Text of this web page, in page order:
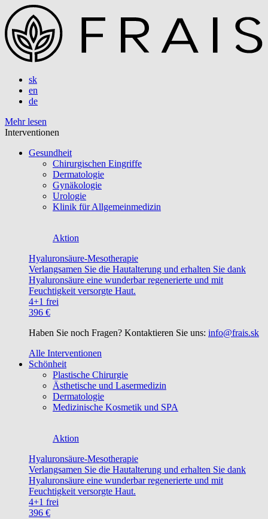
sk
en
de
Mehr lesen
Interventionen
Gesundheit
Chirurgischen Eingriffe
Dermatologie
Gynäkologie
Urologie
Klinik für Allgemeinmedizin
Aktion
Hyaluronsäure-Mesotherapie
Verlangsamen Sie die Hautalterung und erhalten Sie dank
Hyaluronsäure eine wunderbar regenerierte und mit
Feuchtigkeit versorgte Haut.
4+1 frei
396 €
Haben Sie noch Fragen? Kontaktieren Sie uns: info@frais.sk
Alle Interventionen
Schönheit
Plastische Chirurgie
Ästhetische und Lasermedizin
Dermatologie
Medizinische Kosmetik und SPA
Aktion
Hyaluronsäure-Mesotherapie
Verlangsamen Sie die Hautalterung und erhalten Sie dank
Hyaluronsäure eine wunderbar regenerierte und mit
Feuchtigkeit versorgte Haut.
4+1 frei
396 €